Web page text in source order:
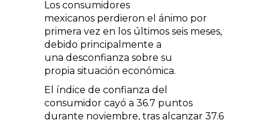
Los consumidores
mexicanos perdieron el ánimo por
primera vez en los últimos seis meses,
debido principalmente a
una desconfianza sobre su
propia situación económica.
El índice de confianza del
consumidor cayó a 36.7 puntos
durante noviembre, tras alcanzar 37.6